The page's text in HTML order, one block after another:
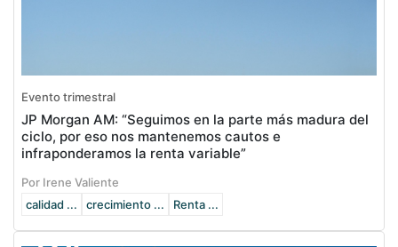
Evento trimestral
JP Morgan AM: “Seguimos en la parte más madura del
ciclo, por eso nos mantenemos cautos e
infraponderamos la renta variable”
Por Irene Valiente
calidad ...
crecimiento ... Renta ...